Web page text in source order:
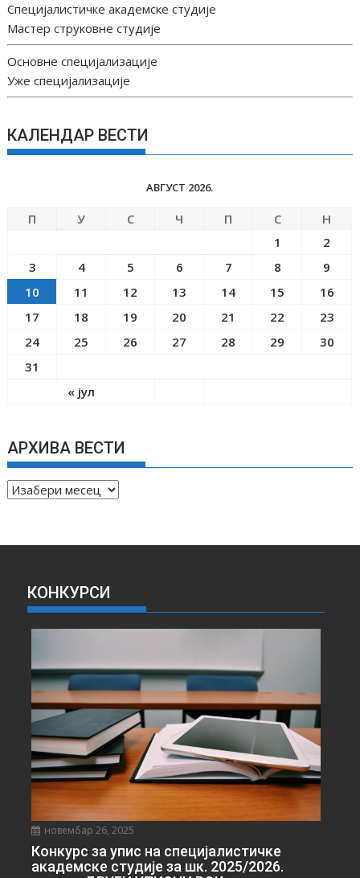
Специјалистичке академске студије
Мастер струковне студије
Основне специјализације
Уже специјализације
КАЛЕНДАР ВЕСТИ
АВГУСТ 2026.
П У С Ч П С Н
« јул
1
2
3
4 5 6 7 8
9
10
11 12 13 14 15
16
17
18 19 20 21 22
23
24
25 26 27 28 29
30
31
АРХИВА ВЕСТИ
А
И
КОНКУРСИ
новембар 26, 2025
Конкурс за упис на специјалистичке
академске студије за шк. 2025/2026.